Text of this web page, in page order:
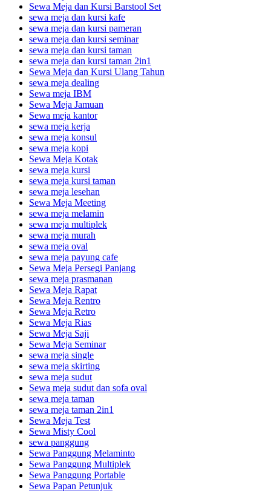
Sewa Meja dan Kursi Barstool Set
sewa meja dan kursi kafe
sewa meja dan kursi pameran
sewa meja dan kursi seminar
sewa meja dan kursi taman
sewa meja dan kursi taman 2in1
Sewa Meja dan Kursi Ulang Tahun
sewa meja dealing
Sewa meja IBM
Sewa Meja Jamuan
Sewa meja kantor
sewa meja kerja
sewa meja konsul
sewa meja kopi
Sewa Meja Kotak
sewa meja kursi
sewa meja kursi taman
sewa meja lesehan
Sewa Meja Meeting
sewa meja melamin
sewa meja multiplek
sewa meja murah
sewa meja oval
sewa meja payung cafe
Sewa Meja Persegi Panjang
sewa meja prasmanan
Sewa Meja Rapat
Sewa Meja Rentro
Sewa Meja Retro
Sewa Meja Rias
Sewa Meja Saji
Sewa Meja Seminar
sewa meja single
sewa meja skirting
sewa meja sudut
Sewa meja sudut dan sofa oval
sewa meja taman
sewa meja taman 2in1
Sewa Meja Test
Sewa Misty Cool
sewa panggung
Sewa Panggung Melaminto
Sewa Panggung Multiplek
Sewa Panggung Portable
Sewa Papan Petunjuk